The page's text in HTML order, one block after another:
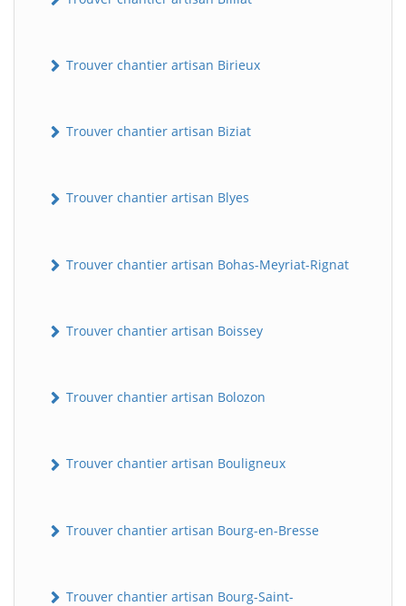
Trouver chantier artisan Birieux
Trouver chantier artisan Biziat
Trouver chantier artisan Blyes
Trouver chantier artisan Bohas-Meyriat-Rignat
Trouver chantier artisan Boissey
Trouver chantier artisan Bolozon
Trouver chantier artisan Bouligneux
Trouver chantier artisan Bourg-en-Bresse
Trouver chantier artisan Bourg-Saint-